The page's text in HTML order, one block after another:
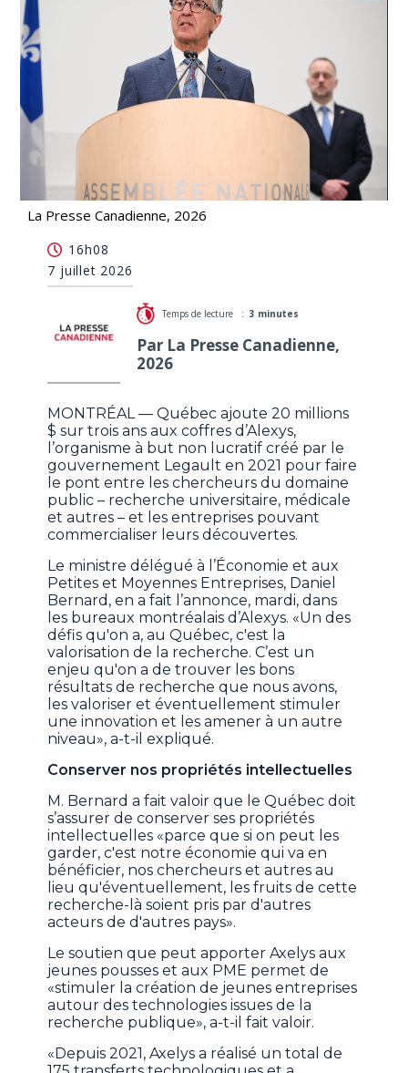
La Presse Canadienne, 2026
entre la recherche et les entreprises
16h08
7 juillet 2026
Temps de lecture :3 minutes
Par La Presse Canadienne,
2026
MONTRÉAL — Québec ajoute 20 millions
$ sur trois ans aux coffres d’Alexys,
l’organisme à but non lucratif créé par le
gouvernement Legault en 2021 pour faire
le pont entre les chercheurs du domaine
public – recherche universitaire, médicale
et autres – et les entreprises pouvant
commercialiser leurs découvertes.
Le ministre délégué à l’Économie et aux
Petites et Moyennes Entreprises, Daniel
Bernard, en a fait l’annonce, mardi, dans
les bureaux montréalais d’Alexys. «Un des
défis qu'on a, au Québec, c'est la
valorisation de la recherche. C’est un
enjeu qu'on a de trouver les bons
résultats de recherche que nous avons,
les valoriser et éventuellement stimuler
une innovation et les amener à un autre
niveau», a-t-il expliqué.
Conserver nos propriétés intellectuelles
M. Bernard a fait valoir que le Québec doit
s’assurer de conserver ses propriétés
intellectuelles «parce que si on peut les
garder, c'est notre économie qui va en
bénéficier, nos chercheurs et autres au
lieu qu'éventuellement, les fruits de cette
recherche-là soient pris par d'autres
acteurs de d'autres pays».
Le soutien que peut apporter Axelys aux
jeunes pousses et aux PME permet de
«stimuler la création de jeunes entreprises
autour des technologies issues de la
recherche publique», a-t-il fait valoir.
«Depuis 2021, Axelys a réalisé un total de